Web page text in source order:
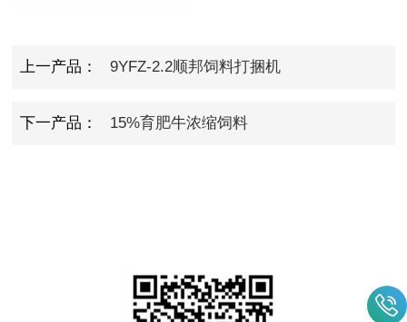
上一产品： 9YFZ-2.2顺邦饲料打捆机
下一产品： 15%育肥牛浓缩饲料